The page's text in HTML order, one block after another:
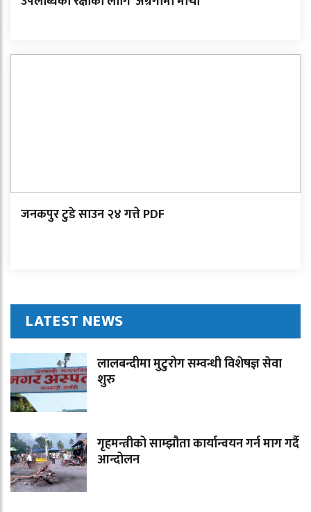
जनकपुर टुडे साउन २४ गत्ते PDF
LATEST NEWS
लालबन्दीमा मुटुरोग सम्वन्धी विशेषज्ञ सेवा
शुरु
गृहमन्त्रीको साम्झौता कार्यान्वयन गर्न माग गर्दै
आन्दोलन